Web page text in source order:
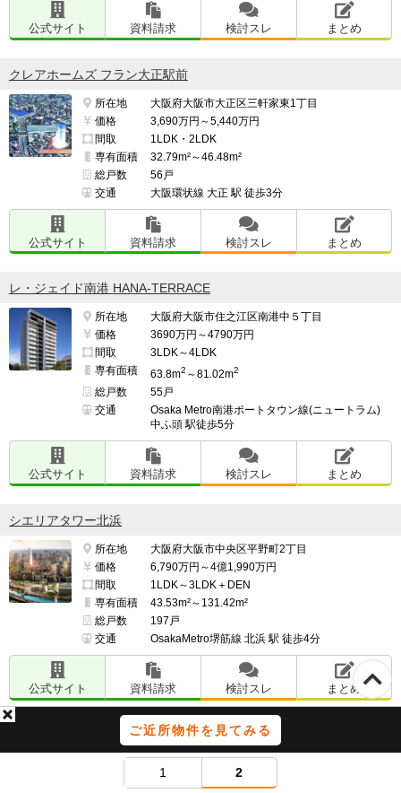
ご近所物件を見てみる
1 2
公式サイト 資料請求 検討スレ まとめ
クレアホームズ フラン大正駅前
所在地
大阪府大阪市大正区三軒家東1丁目
価格
3,690万円～5,440万円
間取
1LDK・2LDK
専有面積
32.79m²～46.48m²
総戸数
56戸
交通
大阪環状線 大正 駅 徒歩3分
公式サイト 資料請求 検討スレ まとめ
レ・ジェイド南港 HANA-TERRACE
所在地
大阪府大阪市住之江区南港中５丁目
価格
3690万円～4790万円
間取
3LDK～4LDK
専有面積
63.8m2 ～81.02m2
総戸数
55戸
交通
Osaka Metro南港ポートタウン線(ニュートラム)
中ふ頭 駅徒歩5分
公式サイト 資料請求 検討スレ まとめ
シエリアタワー北浜
所在地
大阪府大阪市中央区平野町2丁目
価格
6,790万円～4億1,990万円
間取
1LDK～3LDK＋DEN
専有面積
43.53m²～131.42m²
総戸数
197戸
交通
OsakaMetro堺筋線 北浜 駅 徒歩4分
公式サイト 資料請求 検討スレ まとめ